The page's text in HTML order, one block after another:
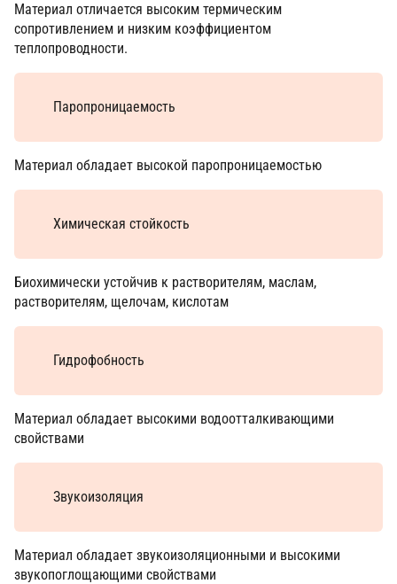
Материал отличается высоким термическим
сопротивлением и низким коэффициентом
теплопроводности.
Паропроницаемость
Материал обладает высокой паропроницаемостью
Химическая стойкость
Биохимически устойчив к растворителям, маслам,
растворителям, щелочам, кислотам
Гидрофобность
Материал обладает высокими водоотталкивающими
свойствами
Звукоизоляция
Материал обладает звукоизоляционными и высокими
звукопоглощающими свойствами